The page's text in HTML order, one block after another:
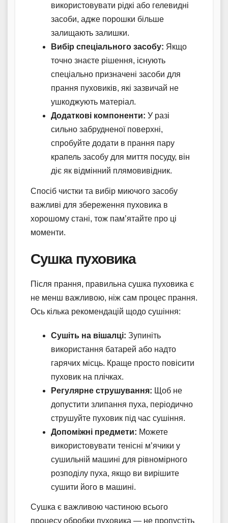
використовувати рідкі або гелевидні
засоби, адже порошки більше
залищають залишки.
Вибір спеціального засобу: Якщо
точно знаєте рішення, існують
спеціально призначені засоби для
прання пуховиків, які зазвичай не
ушкоджують матеріал.
Додаткові компоненти: У разі
сильно забрудненої поверхні,
спробуйте додати в прання пару
крапель засобу для миття посуду, він
діє як відмінний плямовивідник.
Спосіб чистки та вибір миючого засобу
важливі для збереження пуховика в
хорошому стані, тож пам’ятайте про ці
моменти.
Сушка пуховика
Після прання, правильна сушка пуховика є
не менш важливою, ніж сам процес прання.
Ось кілька рекомендацій щодо сушіння:
Сушіть на вішалці: Зупиніть
використання батарей або надто
гарячих місць. Краще просто повісити
пуховик на плічках.
Регулярне струшування: Щоб не
допустити злипання пуха, періодично
струшуйте пуховик під час сушіння.
Допоміжні предмети: Можете
використовувати тенісні м’ячики у
сушильній машині для рівномірного
розподілу пуха, якщо ви вирішите
сушити його в машині.
Сушка є важливою частиною всього
процесу обробки пуховика — не пропустіть